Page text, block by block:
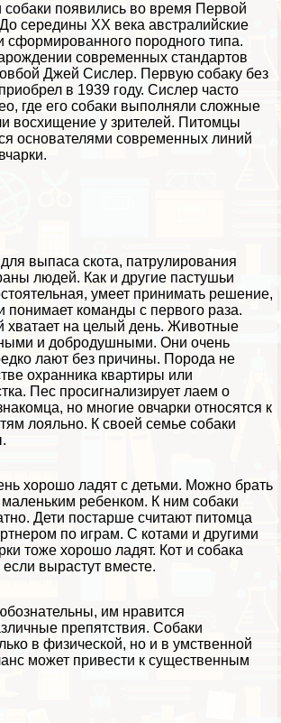
появились во время Первой
середины XX века австралийские
сформированного породного типа.
современных стандартов
Джей Сислер. Первую собаку без
в 1939 году. Сислер часто
где его собаки выполняли сложные
восхищение у зрителей. Питомцы
основателями современных линий
выпаса скота, патрулирования
людей. Как и другие пастушьи
умеет принимать решение,
понимает комaнды с первого раза.
хватает на целый день. Животные
и добродушными. Они очень
лают без причины. Порода не
охранника квартиры или
Пес просигнализирует лаем о
но многие овчарки относятся к
лояльно. К своей семье собаки
хорошо ладят с детьми. Можно брать
ребенком. К ним собаки
Дети постарше считают питомца
по играм. С котами и другими
тоже хорошо ладят. Кот и собака
если вырастут вместе.
им нравится
препятствия. Собаки
в физической, но и в умственной
может привести к существенным